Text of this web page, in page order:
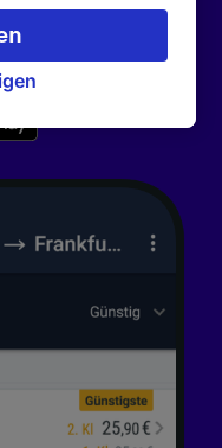
jeden Tag über
unternehmen.
berechtigtem
der
und
Zwecke
Daten, um
Identifikation